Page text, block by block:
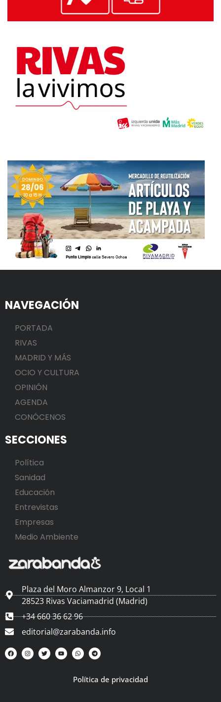
NAVEGACIÓN
PORTADA
RIVAS
MADRID Y MÁS
OCIO Y CULTURA
OPINIÓN
AGENDA
CONÓCENOS
SECCIONES
Política
Sanidad
Educación
Entrevistas
Empresas
Medio Ambiente
Plaza del Moro Almanzor 9, Local 1
28523 Rivas Vaciamadrid (Madrid)
+34 660 36 62 96
editorial@zarabanda.info
Política de privacidad